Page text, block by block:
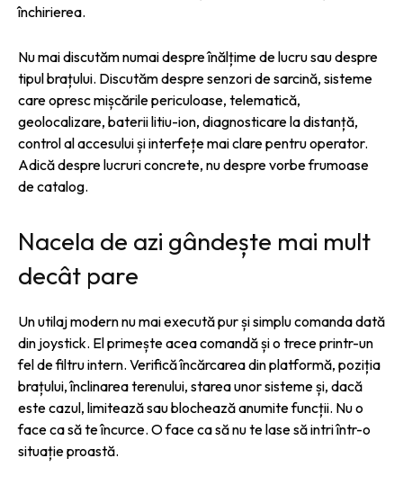
închirierea.
Nu mai discutăm numai despre înălțime de lucru sau despre
tipul brațului. Discutăm despre senzori de sarcină, sisteme
care opresc mișcările periculoase, telematică,
geolocalizare, baterii litiu-ion, diagnosticare la distanță,
control al accesului și interfețe mai clare pentru operator.
Adică despre lucruri concrete, nu despre vorbe frumoase
de catalog.
Nacela de azi gândește mai mult
decât pare
Un utilaj modern nu mai execută pur și simplu comanda dată
din joystick. El primește acea comandă și o trece printr-un
fel de filtru intern. Verifică încărcarea din platformă, poziția
brațului, înclinarea terenului, starea unor sisteme și, dacă
este cazul, limitează sau blochează anumite funcții. Nu o
face ca să te încurce. O face ca să nu te lase să intri într-o
situație proastă.